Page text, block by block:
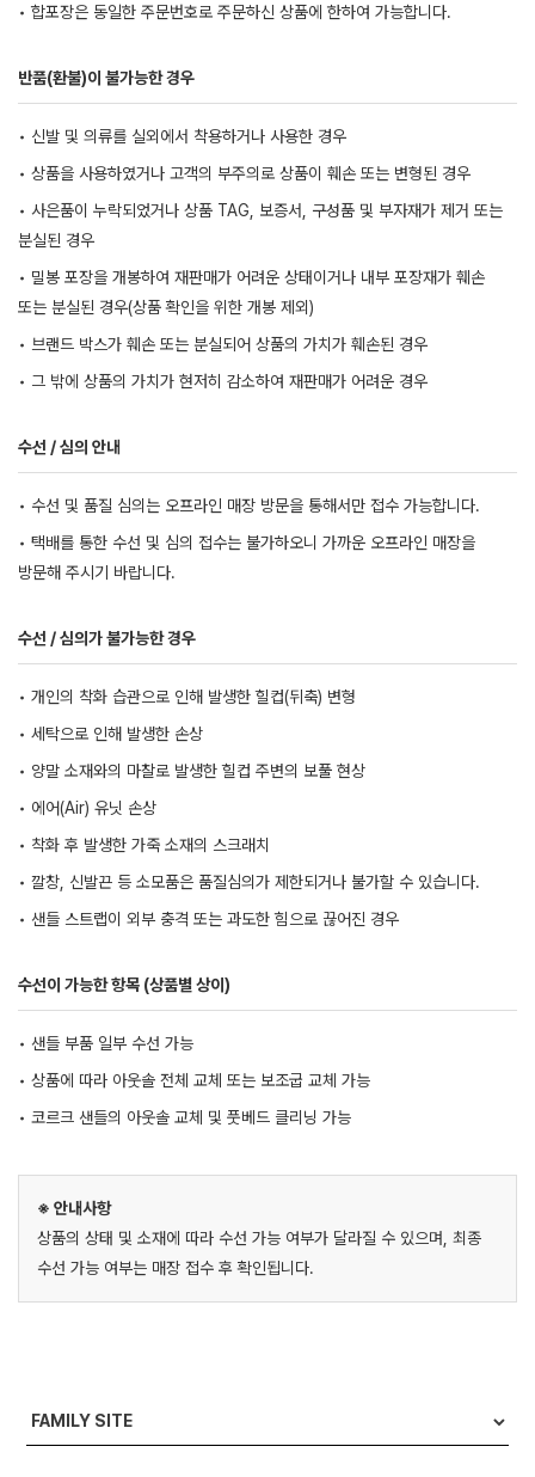
• 합포장은 동일한 주문번호로 주문하신 상품에 한하여 가능합니다.
반품(환불)이 불가능한 경우
• 신발 및 의류를 실외에서 착용하거나 사용한 경우
• 상품을 사용하였거나 고객의 부주의로 상품이 훼손 또는 변형된 경우
• 사은품이 누락되었거나 상품 TAG, 보증서, 구성품 및 부자재가 제거 또는
분실된 경우
• 밀봉 포장을 개봉하여 재판매가 어려운 상태이거나 내부 포장재가 훼손
또는 분실된 경우(상품 확인을 위한 개봉 제외)
• 브랜드 박스가 훼손 또는 분실되어 상품의 가치가 훼손된 경우
• 그 밖에 상품의 가치가 현저히 감소하여 재판매가 어려운 경우
수선 / 심의 안내
• 수선 및 품질 심의는 오프라인 매장 방문을 통해서만 접수 가능합니다.
• 택배를 통한 수선 및 심의 접수는 불가하오니 가까운 오프라인 매장을
방문해 주시기 바랍니다.
수선 / 심의가 불가능한 경우
• 개인의 착화 습관으로 인해 발생한 힐컵(뒤축) 변형
• 세탁으로 인해 발생한 손상
• 양말 소재와의 마찰로 발생한 힐컵 주변의 보풀 현상
• 에어(Air) 유닛 손상
• 착화 후 발생한 가죽 소재의 스크래치
• 깔창, 신발끈 등 소모품은 품질심의가 제한되거나 불가할 수 있습니다.
• 샌들 스트랩이 외부 충격 또는 과도한 힘으로 끊어진 경우
수선이 가능한 항목 (상품별 상이)
• 샌들 부품 일부 수선 가능
• 상품에 따라 아웃솔 전체 교체 또는 보조굽 교체 가능
• 코르크 샌들의 아웃솔 교체 및 풋베드 클리닝 가능
※ 안내사항
상품의 상태 및 소재에 따라 수선 가능 여부가 달라질 수 있으며, 최종
수선 가능 여부는 매장 접수 후 확인됩니다.